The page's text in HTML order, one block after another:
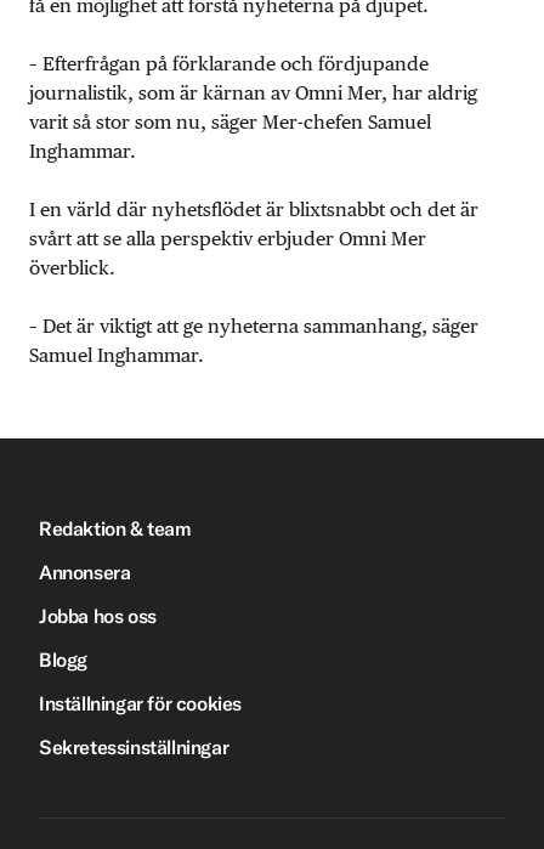
få en möjlighet att förstå nyheterna på djupet.
– Efterfrågan på förklarande och fördjupande
journalistik, som är kärnan av Omni Mer, har aldrig
varit så stor som nu, säger Mer-chefen Samuel
Inghammar.
I en värld där nyhetsflödet är blixtsnabbt och det är
svårt att se alla perspektiv erbjuder Omni Mer
överblick.
– Det är viktigt att ge nyheterna sammanhang, säger
Samuel Inghammar.
Redaktion & team
Annonsera
Jobba hos oss
Blogg
Inställningar för cookies
Sekretessinställningar